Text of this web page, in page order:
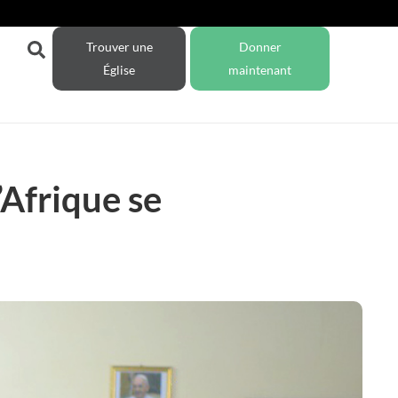
Trouver une
Église
Donner
maintenant
se